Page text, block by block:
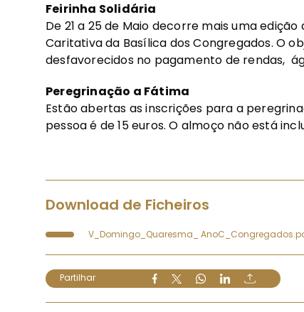
Feirinha Solidária
De 21 a 25 de Maio decorre mais uma
Caritativa da Basílica dos Congregados. O
desfavorecidos no pagamento de rendas,
Peregrinação a Fátima
Estão abertas as inscrições para a
pessoa é de 15 euros. O almoço não está
Download de Ficheiros
V_Domingo_Quaresma_
Partilhar